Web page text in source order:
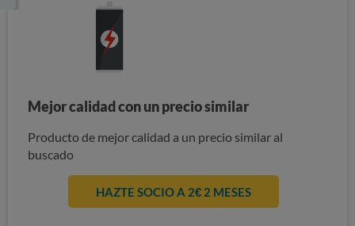
Mejor calidad con un precio similar
Producto de mejor calidad a un precio similar al
buscado
HAZTE SOCIO A 2€ 2 MESES